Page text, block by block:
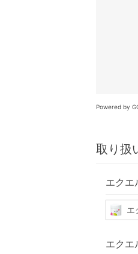
Powered by
取り扱
エクエ
エ
エクエ